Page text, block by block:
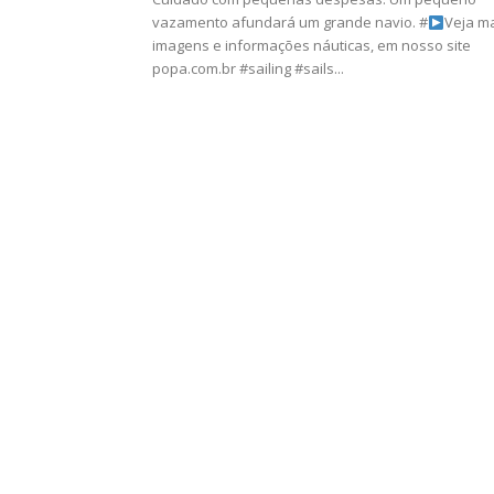
vazamento afundará um grande navio. #
Veja
imagens e informações náuticas, em nosso site
popa.com.br #sailing #sails...